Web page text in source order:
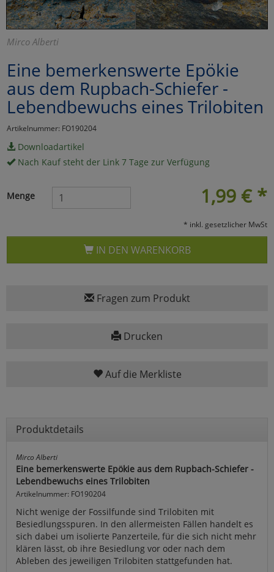
Mirco Alberti
Eine bemerkenswerte Epökie
aus dem Rupbach-Schiefer -
Lebendbewuchs eines Trilobiten
Artikelnummer: FO190204
Downloadartikel
Nach Kauf steht der Link 7 Tage zur Verfügung
1,99 € *
Menge
* inkl. gesetzlicher MwSt
IN DEN WARENKORB
Fragen zum Produkt
Drucken
Auf die Merkliste
Produktdetails
Mirco Alberti
Eine bemerkenswerte Epökie aus dem Rupbach-Schiefer -
Lebendbewuchs eines Trilobiten
Artikelnummer: FO190204
Nicht wenige der Fossilfunde sind Trilobiten mit
Besiedlungsspuren. In den allermeisten Fällen handelt es
sich dabei um isolierte Panzerteile, für die sich nicht mehr
klären lässt, ob ihre Besiedlung vor oder nach dem
Ableben des jeweiligen Trilobiten stattgefunden hat.
Marketing
Cookies
Alle Akzeptieren
Cookies
Einstellungen speichern
zurück
zu Haupptseite